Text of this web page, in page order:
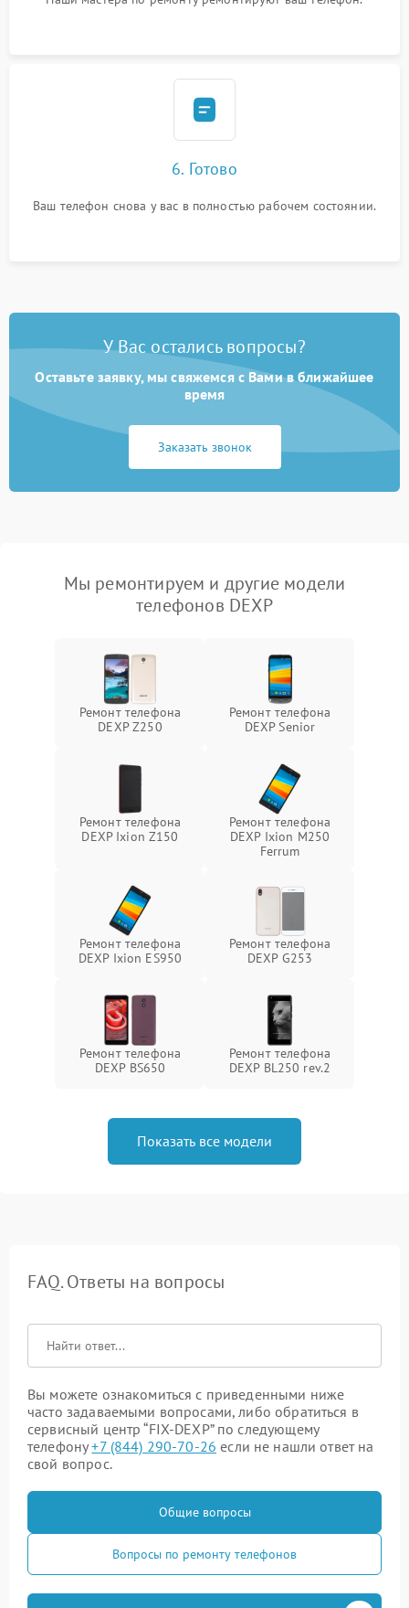
6. Готово
Ваш телефон снова у вас в полностью рабочем состоянии.
У Вас остались вопросы?
Оставьте заявку, мы свяжемся с Вами в ближайшее
время
Заказать звонок
Мы ремонтируем и другие модели
телефонов DEXP
Ремонт телефона
DEXP Z250
Ремонт телефона
DEXP Senior
Ремонт телефона
DEXP Ixion Z150
Ремонт телефона
DEXP Ixion M250
Ferrum
Ремонт телефона
DEXP Ixion ES950
Ремонт телефона
DEXP G253
Ремонт телефона
DEXP BS650
Ремонт телефона
DEXP BL250 rev.2
Показать все модели
FAQ. Ответы на вопросы
Вы можете ознакомиться с приведенными ниже
часто задаваемыми вопросами, либо обратиться в
сервисный центр “FIX-DEXP” по следующему
телефону+7 (844) 290-70-26 если не нашли ответ на
свой вопрос.
Общие вопросы
Вопросы по ремонту телефонов